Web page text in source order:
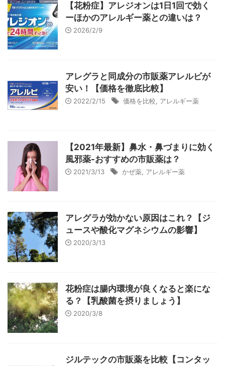
【花粉症】アレジオンは1日1回で効く
ーほかのアレルギー薬との違いは？
2026/2/9
アレグラと同成分の市販薬アレルビが
安い！【価格を徹底比較】
2022/2/15 価格を比較 アレルギー薬
【2021年最新】鼻水・鼻づまりに効く
風邪薬-おすすめの市販薬は？
2021/3/13 かぜ薬 アレルギー薬
アレグラが効かない原因はこれ？【ジ
ュースや酸化マグネシウムの影響】
2020/3/13
花粉症は腸内環境が良くなると楽にな
る？【乳酸菌を摂りましょう】
2020/3/8
ジルテックの市販薬を比較【コンタッ